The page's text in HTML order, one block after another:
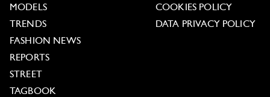
MODELS
TRENDS
FASHION NEWS
REPORTS
STREET
TAGBOOK
COOKIES POLICY
DATA PRIVACY POLICY